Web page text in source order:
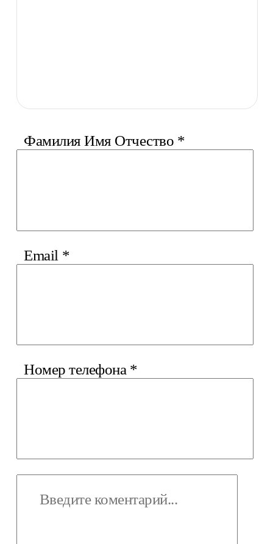
Фамилия Имя Отчество *
Email *
Номер телефона *